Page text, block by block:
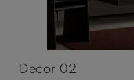
Decor 02